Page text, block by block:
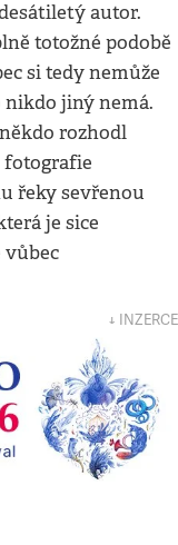
autor.
totožné podobě
si tedy nemůže
nikdo jiný nemá.
rozhodl
fotografie
řeky sevřenou
je sice
vůbec
↓ INZERCE